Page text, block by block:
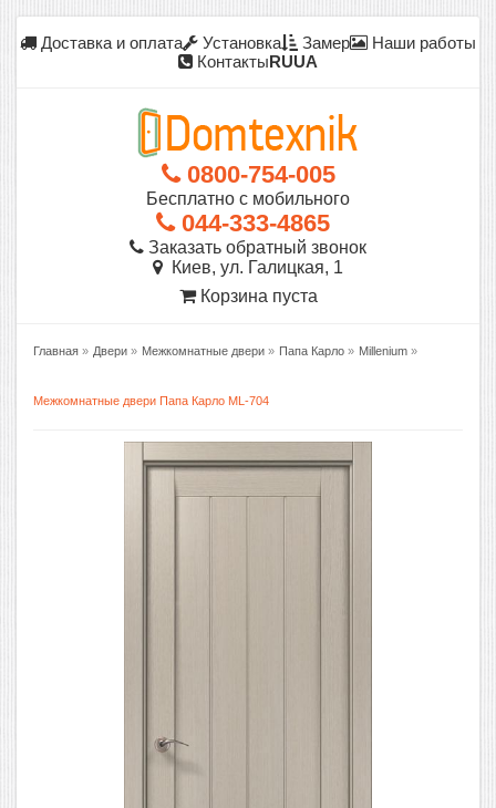
Доставка и оплата Установка Замер
Наши работы
КонтактыRUUA
0800-754-005
Бесплатно с мобильного
044-333-4865
Заказать обратный звонок
Киев, ул. Галицкая, 1
Корзина пуста
Главная » Двери » Межкомнатные двери » Папа Карло » Millenium »
Межкомнатные двери Папа Карло ML-704